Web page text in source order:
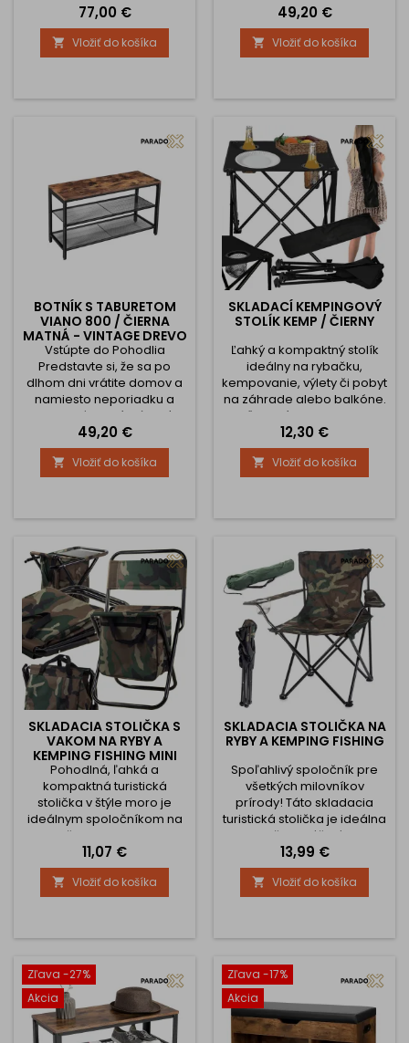
spája funkčnosť a
industriálny dizajn v
jednom.Robustný kovový
rám v čiernej matnej farbe
vintage vytvárajú moderný
aj harmóniu. 👞 Dokonale...
Cena
77,00 €
 Vložiť do košíka
Kombinácia čierneho
kovového rámu a dreva v
teplom odtieni vytvára
moderný loftový vzhľad,
šatníku či kancelárii
Poriadok, štýl a stabilita pre
každý domov 3 priestranné
police s nosnosťou...
Cena
49,20 €
 Vložiť do košíka
BOTNÍK S TABURETOM
VIANO 800 / ČIERNA
MATNÁ - VINTAGE DREVO
Vstúpte do Pohodlia
Predstavte si, že sa po
dlhom dni vrátite domov a
namiesto neporiadku a
chaosu vás privíta útulný a
organizovaný vstupný
priestor. Botník s taburetom
VIANO je presne to, čo váš
domov potrebuje. Vďaka
rustikálnemu vzhľadu s
oceľovou konštrukciou
prinesie do vášho vstupu
nový rozmer. Skombinujte...
Cena
49,20 €
 Vložiť do košíka
SKLADACÍ KEMPINGOVÝ
STOLÍK KEMP / ČIERNY
Ľahký a kompaktný stolík
ideálny na rybačku,
kempovanie, výlety či pobyt
na záhrade alebo balkóne.
Vďaka nízkej hmotnosti
(iba 1 kg) a praktickému
obalu s popruhom ho
ľahko vezmete kamkoľvek
so sebou. ✔️ Vhodný pre
Stolová doska s dvoma
plechovky zabezpečí
pohodlie pri jedle aj počas
oddychu pri vode. ✔️ Pevná
a...
Cena
12,30 €
 Vložiť do košíka
SKLADACIA STOLIČKA S
VAKOM NA RYBY A
KEMPING FISHING MINI
Pohodlná, ľahká a
kompaktná turistická
stolička v štýle moro je
ideálnym spoločníkom na
rybačku, kempovanie,
festivaly či víkendové
pobyty v prírode. Vďaka
integrovanej taške a
praktickému držadlu máte
ruke – a bez zbytočného
MAXIMÁLNE POHODLIE S
OPERADLOM Stolička je
vybavená praktickým...
Cena
11,07 €
 Vložiť do košíka
SKLADACIA STOLIČKA NA
RYBY A KEMPING FISHING
Spoľahlivý spoločník pre
všetkých milovníkov
prírody! Táto skladacia
turistická stolička je ideálna
na rybačku, pláž, záhradu,
stanovanie alebo dokonca
na pútnické cesty. Je
navrhnutá tak, aby
poskytovala maximálne
jednoduchú manipuláciu
Kľúčové vlastnosti: ✅
Pohodlné a stabilné
sedenie – vďaka...
Cena
13,99 €
 Vložiť do košíka
Zľava -27%
Akcia
Zľava -17%
Akcia